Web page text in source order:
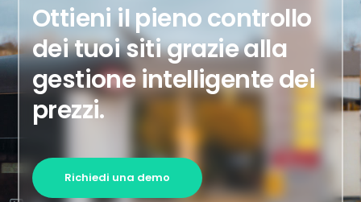
Ottieni il pieno controllo
dei tuoi siti grazie alla
gestione intelligente dei
prezzi.
Richiedi una demo